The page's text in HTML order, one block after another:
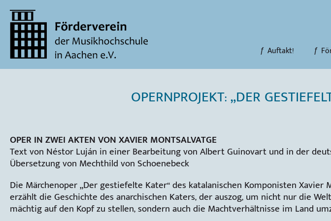
Auftakt!
OPERNPROJEKT: „DER
OPER IN ZWEI AKTEN VON XAVIER MONTSALVATGE
Text von Néstor Luján in einer Bearbeitung von Albert Guinovart und in der
Übersetzung von Mechthild von Schoenebeck
Die Märchenoper „Der gestiefelte Kater“ des katalanischen Komponisten Xavier
erzählt die Geschichte des anarchischen Katers, der auszog, um nicht nur die
mächtig auf den Kopf zu stellen, sondern auch die Machtverhältnisse im Land